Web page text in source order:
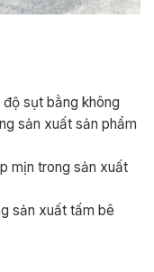
sụt bằng không
sản xuất sản phẩm
mịn trong sản xuất
sản xuất tấm bê